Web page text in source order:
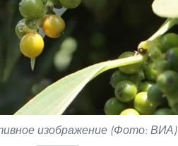
изображение (Фото: ВИА)